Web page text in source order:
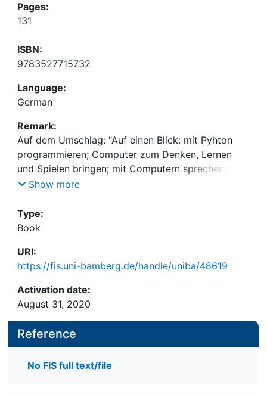
Pages:
131
ISBN:
9783527715732
Language:
German
Remark:
Auf dem Umschlag: "Auf einen Blick: mit Pyhton
programmieren; Computer zum Denken, Lernen
und Spielen bringen; mit Computern sprechen;
können Computer fühlen?"
Show more
Type:
Book
URI:
https://fis.uni-bamberg.de/handle/uniba/48619
Activation date:
August 31, 2020
Reference
No FIS full text/file